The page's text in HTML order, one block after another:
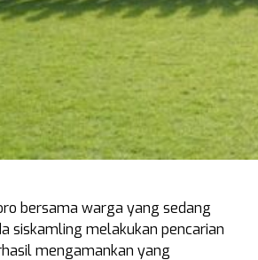
bersama warga yang sedang
siskamling melakukan pencarian
mengamankan yang